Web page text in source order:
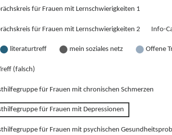
für Frauen mit Lernschwierigkeiten 1
für Frauen mit Lernschwierigkeiten 2 Info-
literaturtreff mein soziales netz Offene
(falsch)
für Frauen mit chronischen Schmerzen
für Frauen mit Depressionen
für Frauen mit psychischen